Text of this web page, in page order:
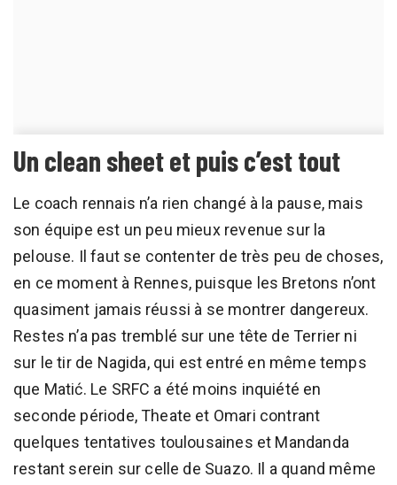
Un clean sheet et puis c’est tout
Le coach rennais n’a rien changé à la pause, mais
son équipe est un peu mieux revenue sur la
pelouse. Il faut se contenter de très peu de choses,
en ce moment à Rennes, puisque les Bretons n’ont
quasiment jamais réussi à se montrer dangereux.
Restes n’a pas tremblé sur une tête de Terrier ni
sur le tir de Nagida, qui est entré en même temps
que Matić. Le SRFC a été moins inquiété en
seconde période, Theate et Omari contrant
quelques tentatives toulousaines et Mandanda
restant serein sur celle de Suazo. Il a quand même